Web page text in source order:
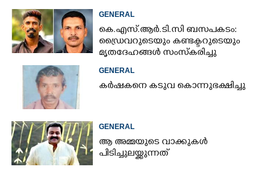
GENERAL
കെ.എസ്.ആർ.ടി.സി ബസപകടം:
ഡ്രെെവറുടെയും കണ്ടക്ടറുടെയും
മൃതദേഹങ്ങൾ സംസ്കരിച്ചു
GENERAL
കർഷകനെ കടുവ കൊന്നുഭക്ഷിച്ചു
GENERAL
ആ അമ്മയുടെ വാക്കുകൾ
പിടിച്ചുലയ്ക്കുന്നത്